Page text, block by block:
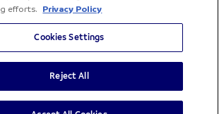
جميع الحقوق محفوظة لشركة ساديا
الشروط والأحكام
سياسة
efforts. Privacy Policy
Cookies Settings
Reject All